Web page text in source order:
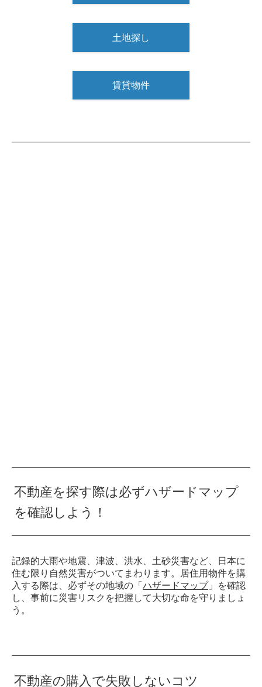
土地探し
賃貸物件
不動産を探す際は必ずハザードマップ
を確認しよう！
記録的大雨や地震、津波、洪水、土砂災害など、日本に
住む限り自然災害がついてまわります。居住用物件を購
入する際は、必ずその地域の「 ハザードマップ」を確認
し、事前に災害リスクを把握して大切な命を守りましょ
う。
不動産の購入で失敗しないコツ